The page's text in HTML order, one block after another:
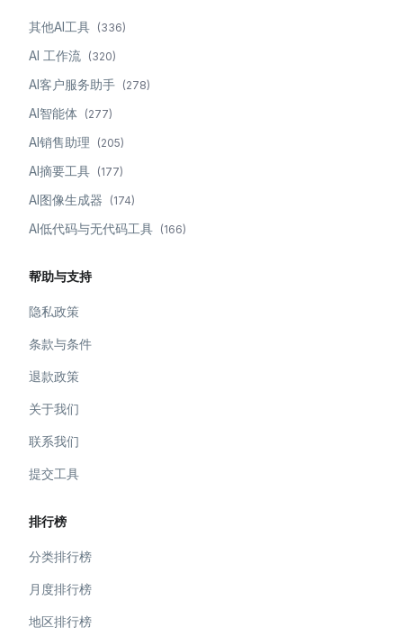
其他AI工具 (336)
AI 工作流 (320)
AI客户服务助手 (278)
AI智能体 (277)
AI销售助理 (205)
AI摘要工具 (177)
AI图像生成器 (174)
AI低代码与无代码工具 (166)
帮助与支持
隐私政策
条款与条件
退款政策
关于我们
联系我们
提交工具
排行榜
分类排行榜
月度排行榜
地区排行榜